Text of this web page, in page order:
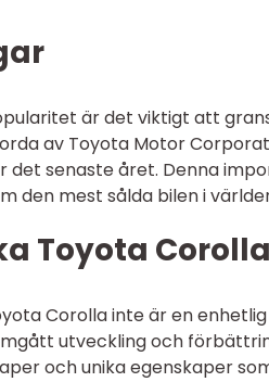
är det viktigt att
av Toyota Motor
senaste året. Denna
den mest sålda bilen i
Toyota
Corolla inte är en
utveckling och
och unika egenskaper